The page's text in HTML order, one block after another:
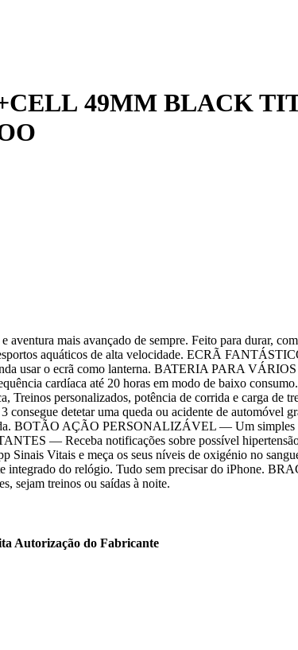
49MM BLACK
mais avançado de sempre. Feito para durar,
aquáticos de alta velocidade. ECRÃ
usar o ecrã como lanterna. BATERIA PARA
cardíaca até 20 horas em modo de baixo
personalizados, potência de corrida e carga de
detetar uma queda ou acidente de automóvel
BOTÃO AÇÃO PERSONALIZÁVEL — Um simples
— Receba notificações sobre possível
Sinais Vitais e meça os seus níveis de oxigénio no
integrado do relógio. Tudo sem precisar do iPhone.
sejam treinos ou saídas à noite.
Autorização do Fabricante